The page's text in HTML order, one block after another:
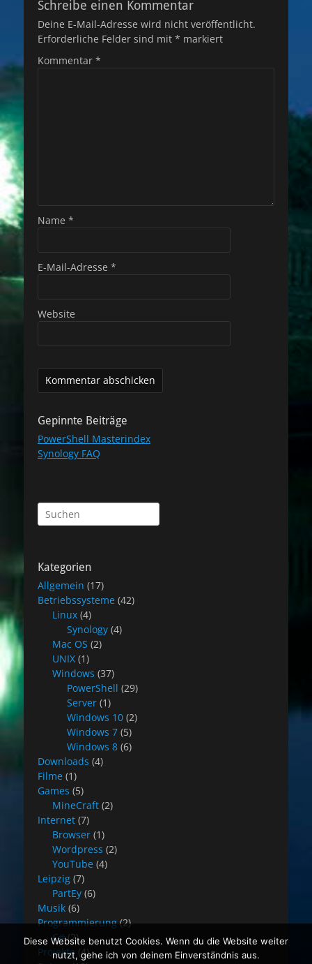
Schreibe einen Kommentar
Deine E-Mail-Adresse wird nicht veröffentlicht.
Erforderliche Felder sind mit * markiert
Kommentar *
Name *
E-Mail-Adresse *
Website
Gepinnte Beiträge
PowerShell Masterindex
Synology FAQ
Suchen
nach:
Kategorien
Allgemein (17)
Betriebssysteme (42)
Linux (4)
Synology (4)
Mac OS (2)
UNIX (1)
Windows (37)
PowerShell (29)
Server (1)
Windows 10 (2)
Windows 7 (5)
Windows 8 (6)
Downloads (4)
Filme (1)
Games (5)
MineCraft (2)
Internet (7)
Browser (1)
Wordpress (2)
YouTube (4)
Leipzig (7)
PartEy (6)
Musik (6)
Programmierung (2)
C#(2)
Projekte (4)
Diese Website benutzt Cookies. Wenn du die Website weiter
nutzt, gehe ich von deinem Einverständnis aus.